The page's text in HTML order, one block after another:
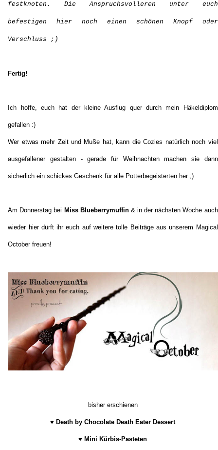
festknoten. Die Anspruchsvolleren unter euch
befestigen hier noch einen schönen Knopf oder
Verschluss ;)
Fertig!
Ich hoffe, euch hat der kleine Ausflug quer durch mein Häkeldiplom
gefallen :)
Wer etwas mehr Zeit und Muße hat, kann die Cozies natürlich noch viel
ausgefallener gestalten - gerade für Weihnachten machen sie dann
sicherlich ein schickes Geschenk für alle Potterbegeisterten her ;)
Am Donnerstag bei Miss Blueberrymuffin & in der nächsten Woche auch
wieder hier dürft ihr euch auf weitere tolle Beiträge aus unserem Magical
October freuen!
bisher erschienen
♥ Death by Chocolate Death Eater Dessert
♥ Mini Kürbis-Pasteten